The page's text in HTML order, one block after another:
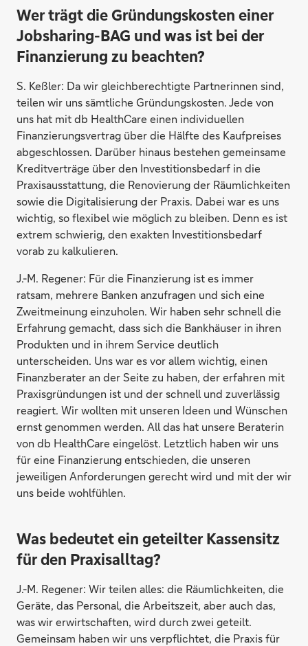
Wer trägt die Gründungskosten einer
Jobsharing-BAG und was ist bei der
Finanzierung zu beachten?
S. Keßler: Da wir gleichberechtigte Partnerinnen sind,
teilen wir uns sämtliche Gründungskosten. Jede von
uns hat mit db HealthCare einen individuellen
Finanzierungsvertrag über die Hälfte des Kaufpreises
abgeschlossen. Darüber hinaus bestehen gemeinsame
Kreditverträge über den Investitionsbedarf in die
Praxisausstattung, die Renovierung der Räumlichkeiten
sowie die Digitalisierung der Praxis. Dabei war es uns
wichtig, so flexibel wie möglich zu bleiben. Denn es ist
extrem schwierig, den exakten Investitionsbedarf
vorab zu kalkulieren.
J.-M. Regener: Für die Finanzierung ist es immer
ratsam, mehrere Banken anzufragen und sich eine
Zweitmeinung einzuholen. Wir haben sehr schnell die
Erfahrung gemacht, dass sich die Bankhäuser in ihren
Produkten und in ihrem Service deutlich
unterscheiden. Uns war es vor allem wichtig, einen
Finanzberater an der Seite zu haben, der erfahren mit
Praxisgründungen ist und der schnell und zuverlässig
reagiert. Wir wollten mit unseren Ideen und Wünschen
ernst genommen werden. All das hat unsere Beraterin
von db HealthCare eingelöst. Letztlich haben wir uns
für eine Finanzierung entschieden, die unseren
jeweiligen Anforderungen gerecht wird und mit der wir
uns beide wohlfühlen.
Was bedeutet ein geteilter Kassensitz
für den Praxisalltag?
J.-M. Regener: Wir teilen alles: die Räumlichkeiten, die
Geräte, das Personal, die Arbeitszeit, aber auch das,
was wir erwirtschaften, wird durch zwei geteilt.
Gemeinsam haben wir uns verpflichtet, die Praxis für